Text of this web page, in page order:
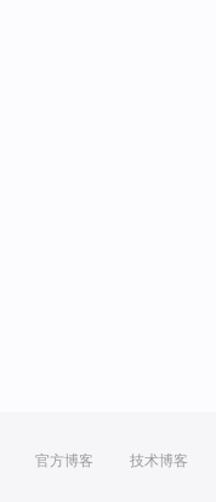
官方博客 技术博客